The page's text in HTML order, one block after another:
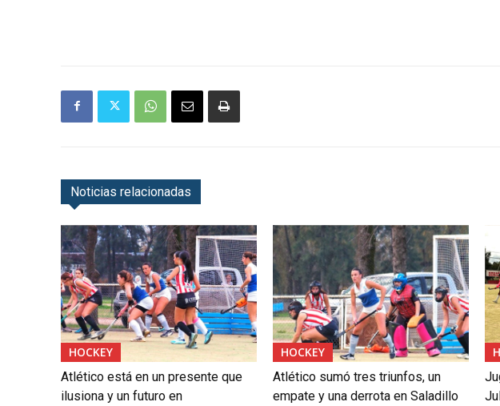
Noticias relacionadas
HOCKEY
Atlético está en un presente que
ilusiona y un futuro en
HOCKEY
Atlético sumó tres triunfos, un
empate y una derrota en Saladillo